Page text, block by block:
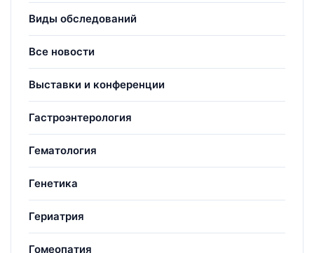
Виды обследований
Все новости
Выставки и конференции
Гастроэнтерология
Гематология
Генетика
Гериатрия
Гомеопатия